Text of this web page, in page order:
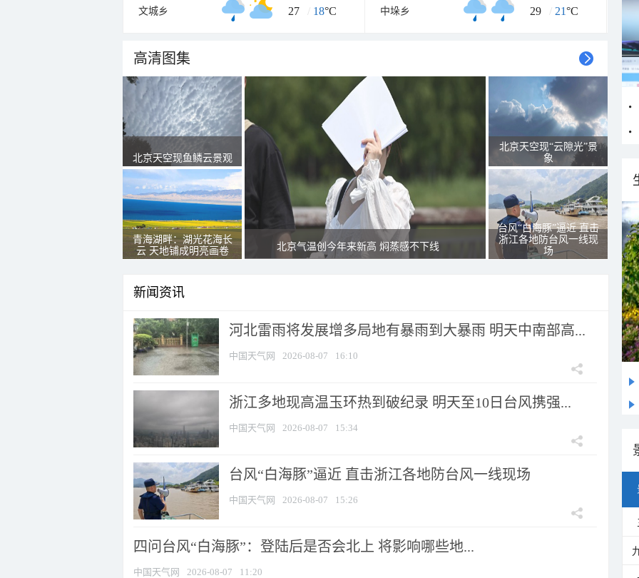
文城乡 27 / 18°C 中垛乡 29 / 21°C
高清图集
北京天空现鱼鳞云景观
青海湖畔：湖光花海长
云 天地铺成明亮画卷
北京气温创今年来新高 焖蒸感不下线
北京天空现“云隙光”景
象
台风“白海豚”逼近 直击
浙江各地防台风一线现
场
新闻资讯
河北雷雨将发展增多局地有暴雨到大暴雨 明天中南部高...
中国天气网 2026-08-07 16:10
浙江多地现高温玉环热到破纪录 明天至10日台风携强...
中国天气网 2026-08-07 15:34
台风“白海豚”逼近 直击浙江各地防台风一线现场
中国天气网 2026-08-07 15:26
四问台风“白海豚”：登陆后是否会北上 将影响哪些地...
中国天气网 2026-08-07 11:20